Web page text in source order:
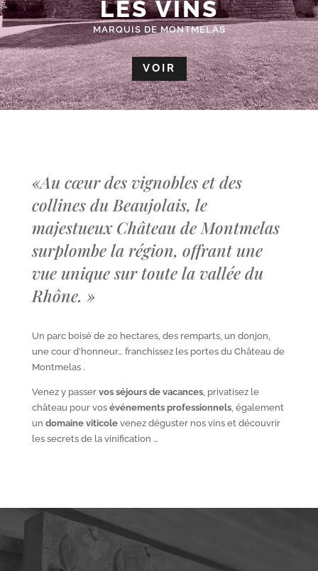
LES VINS
MARQUIS DE MONTMELAS
VOIR
«Au cœur des vignobles et des
collines du Beaujolais, le
majestueux Château de Montmelas
surplombe la région, offrant une
vue unique sur toute la vallée du
Rhône. »
Un parc boisé de 20 hectares, des remparts, un donjon,
une cour d’honneur… franchissez les portes du Château de
Montmelas .
Venez y passer vos séjours de vacances, privatisez le
château pour vos événements professionnels, également
un domaine viticolevenez déguster nos vins et découvrir
les secrets de la vinification …